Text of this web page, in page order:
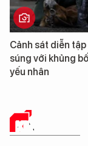
Cảnh sát diễn
súng với khủng
yếu nhân
KINH TẾ SỐ